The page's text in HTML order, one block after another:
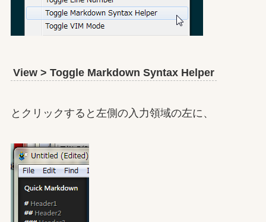
View > Toggle Markdown Syntax Helper
とクリックすると左側の入力領域の左に、